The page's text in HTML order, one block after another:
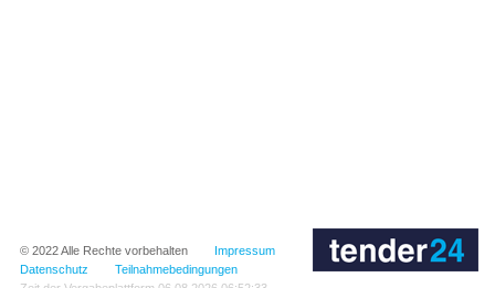
© 2022Alle Rechte vorbehalten
Impressum
Datenschutz
Teilnahmebedingungen